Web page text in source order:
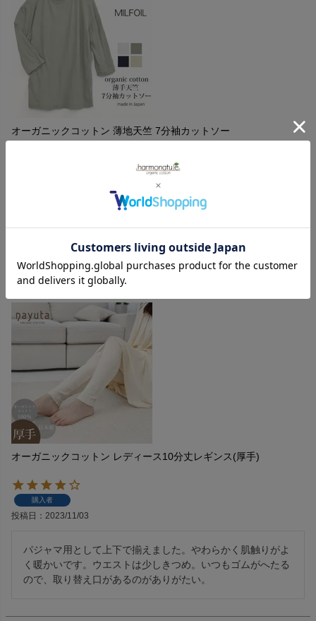
オーガニックコットン 薄地天竺 7分袖カットソー
オーガニックコットン レディース10分丈レギンス(厚手)
購入者
投稿日 2023/11/03
パジャマ用として上下で揃えました。やわらかく肌触りがよ
く暖かいです。ウエストは少しきつめ。いつもゴムがへたる
ので、取り替え口があるのがありがたい。